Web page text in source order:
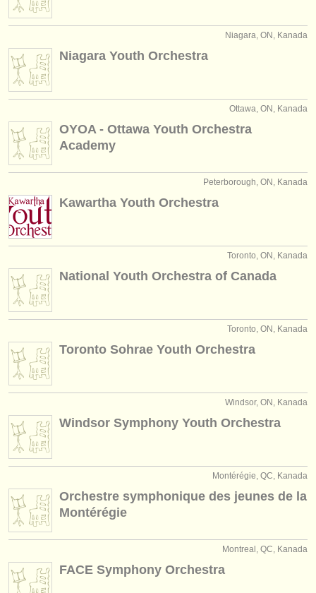
Niagara, ON, Kanada
Niagara Youth Orchestra
Ottawa, ON, Kanada
OYOA - Ottawa Youth Orchestra
Academy
Peterborough, ON, Kanada
Kawartha Youth Orchestra
Toronto, ON, Kanada
National Youth Orchestra of Canada
Toronto, ON, Kanada
Toronto Sohrae Youth Orchestra
Windsor, ON, Kanada
Windsor Symphony Youth Orchestra
Montérégie, QC, Kanada
Orchestre symphonique des jeunes de la
Montérégie
Montreal, QC, Kanada
FACE Symphony Orchestra